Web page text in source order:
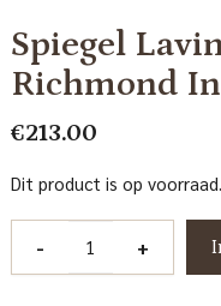
Spiegel
Richmond
€213.00
Dit product is op
- +